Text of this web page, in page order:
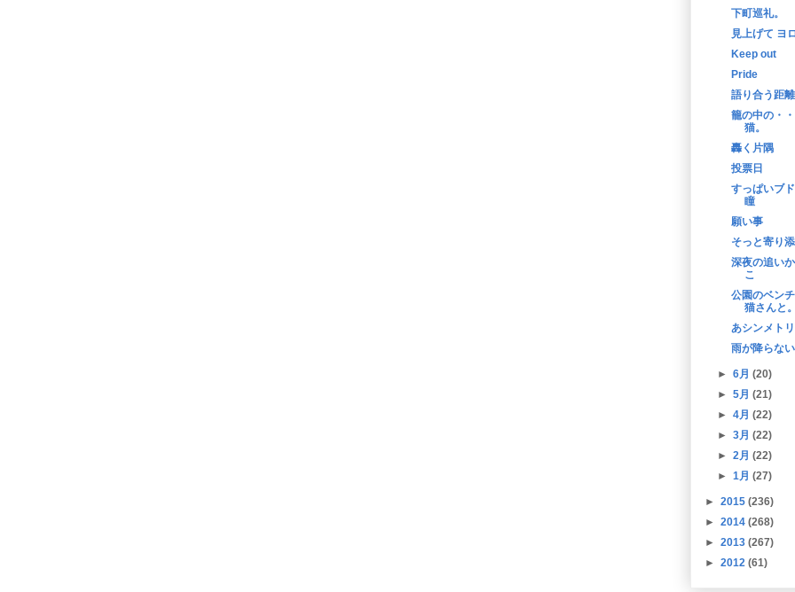
下町巡礼。
見上げて ヨ
Keep out
Pride
語り合う距離
籠の中の・
猫。
轟く片隅
投票日
すっぱいブ
瞳
願い事
そっと寄り
深夜の追い
こ
公園のベン
猫さんと
あシンメト
雨が降らな
►6月(20)
►5月(21)
►4月(22)
►3月(22)
►2月(22)
►1月(27)
► 2015 (236)
► 2014 (268)
► 2013 (267)
► 2012 (61)